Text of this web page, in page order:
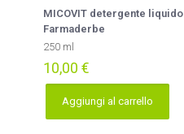
MICOVIT detergente liquido
Farmaderbe
250 ml
10,00 €
Aggiungi al carrello